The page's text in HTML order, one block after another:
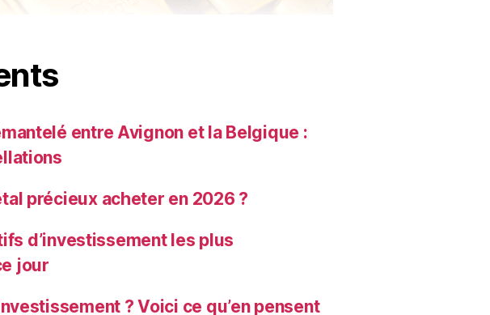
entre Avignon et la Belgique :
précieux acheter en 2026 ?
d’investissement les plus
jour
? Voici ce qu’en pensent